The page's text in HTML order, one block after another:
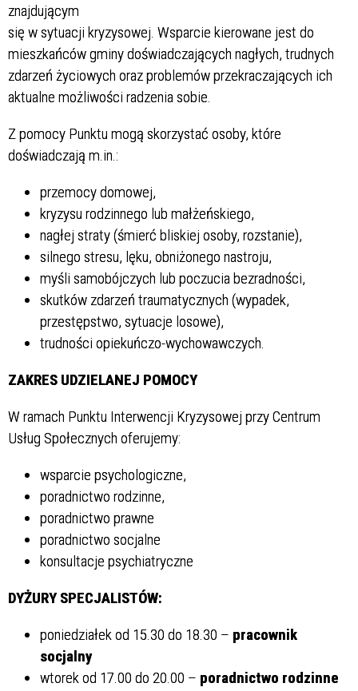
znajdującym
się w sytuacji kryzysowej. Wsparcie kierowane jest do
mieszkańców gminy doświadczających nagłych, trudnych
zdarzeń życiowych oraz problemów przekraczających ich
aktualne możliwości radzenia sobie.
Z pomocy Punktu mogą skorzystać osoby, które
doświadczają m.in.:
przemocy domowej,
kryzysu rodzinnego lub małżeńskiego,
nagłej straty (śmierć bliskiej osoby, rozstanie),
silnego stresu, lęku, obniżonego nastroju,
myśli samobójczych lub poczucia bezradności,
skutków zdarzeń traumatycznych (wypadek,
przestępstwo, sytuacje losowe),
trudności opiekuńczo-wychowawczych.
ZAKRES UDZIELANEJ POMOCY
W ramach Punktu Interwencji Kryzysowej przy Centrum
Usług Społecznych oferujemy:
wsparcie psychologiczne,
poradnictwo rodzinne,
poradnictwo prawne
poradnictwo socjalne
konsultacje psychiatryczne
DYŻURY SPECJALISTÓW:
poniedziałek od 15.30 do 18.30 – pracownik
socjalny
wtorek od 17.00 do 20.00 – poradnictwo rodzinne